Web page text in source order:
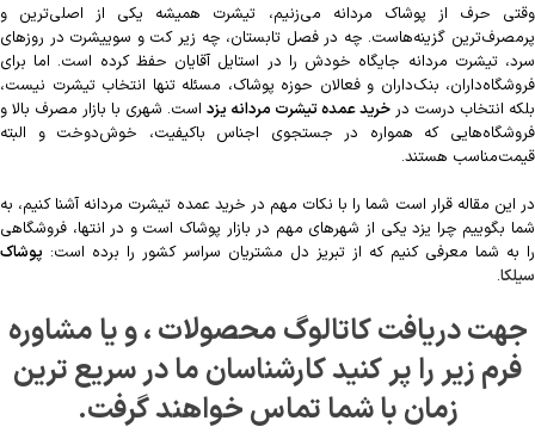
وقتی حرف از پوشاک مردانه می‌زنیم، تیشرت همیشه یکی از اصلی‌ترین و
پرمصرف‌ترین گزینه‌هاست. چه در فصل تابستان، چه زیر کت و سوییشرت در روزهای
سرد، تیشرت مردانه جایگاه خودش را در استایل آقایان حفظ کرده است. اما برای
فروشگاه‌داران، بنک‌داران و فعالان حوزه پوشاک، مسئله تنها انتخاب تیشرت نیست،
بلکه انتخاب درست در خرید عمده تیشرت مردانه یزد است. شهری با بازار مصرف بالا و
فروشگاه‌هایی که همواره در جستجوی اجناس باکیفیت، خوش‌دوخت و البته
قیمت‌مناسب هستند.
در این مقاله قرار است شما را با نکات مهم در خرید عمده تیشرت مردانه آشنا کنیم، به
شما بگوییم چرا یزد یکی از شهرهای مهم در بازار پوشاک است و در انتها، فروشگاهی
را به شما معرفی کنیم که از تبریز دل مشتریان سراسر کشور را برده است: پوشاک
سیلکا.
جهت دریافت کاتالوگ محصولات ، و یا مشاوره
فرم زیر را پر کنید کارشناسان ما در سریع ترین
زمان با شما تماس خواهند گرفت.